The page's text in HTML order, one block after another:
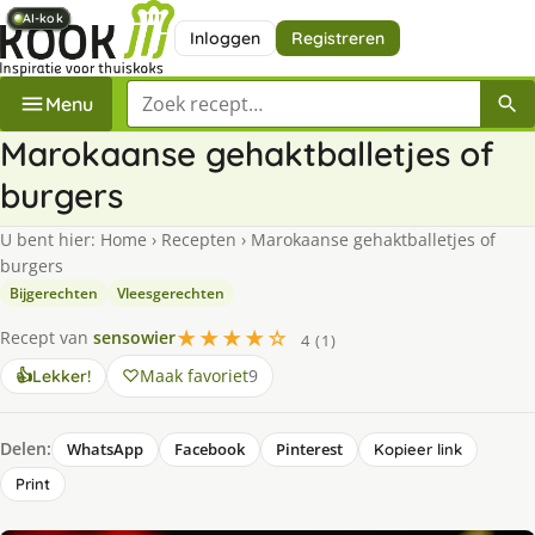
Inloggen Registreren
Menu Zoek een recept
Marokaanse gehaktballetjes of
burgers
U bent hier: Home › Recepten › Marokaanse gehaktballetjes of
burgers
Bijgerechten Vleesgerechten
Recept van sensowier★★★★☆
4 (1)
👍Lekker! Maak favoriet9
Delen: WhatsApp Facebook Pinterest
Kopieer link
Print
AI-kok
AI-kok
AI-kok
AI-kok
AI-kok
AI-kok
AI-kok